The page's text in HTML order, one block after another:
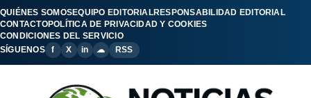
QUIÉNES SOMOSEQUIPO EDITORIALRESPONSABILIDAD EDITORIAL
CONTACTOPOLÍTICA DE PRIVACIDAD Y COOKIES
CONDICIONES DEL SERVICIO
SÍGUENOS
f X in ☁ RSS